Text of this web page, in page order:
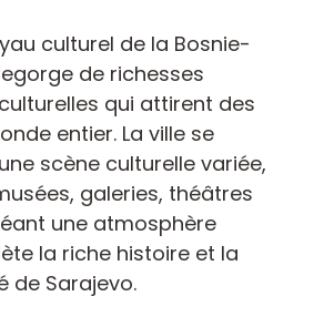
culturel de la Bosnie-
de richesses
qui attirent des
entier. La ville se
scène culturelle variée,
galeries, théâtres
une atmosphère
la riche histoire et la
de Sarajevo.